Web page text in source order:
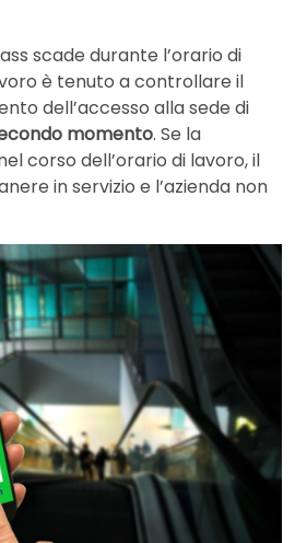
scade durante l’orario di
è tenuto a controllare il
dell’accesso alla sede di
momento. Se la
corso dell’orario di lavoro, il
in servizio e l’azienda non